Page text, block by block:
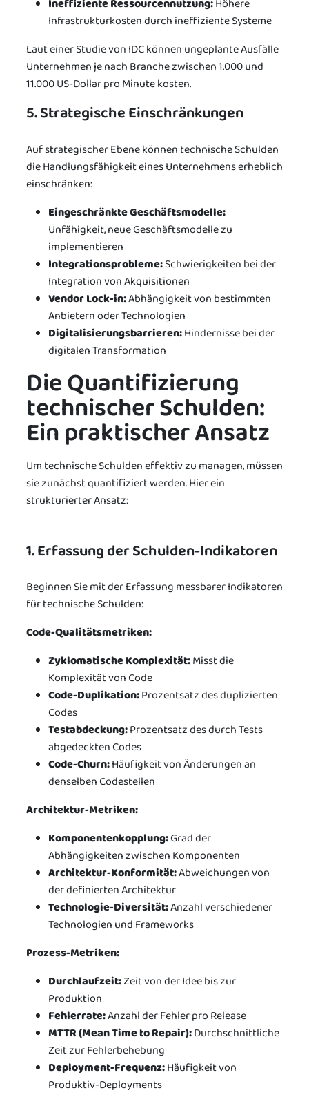
Ineffiziente Ressourcennutzung:Höhere
Infrastrukturkosten durch ineffiziente Systeme
Laut einer Studie von IDC können ungeplante Ausfälle
Unternehmen je nach Branche zwischen 1.000 und
11.000 US-Dollar pro Minute kosten.
5. Strategische Einschränkungen
Auf strategischer Ebene können technische Schulden
die Handlungsfähigkeit eines Unternehmens erheblich
einschränken:
Eingeschränkte Geschäftsmodelle:
Unfähigkeit, neue Geschäftsmodelle zu
implementieren
Integrationsprobleme:Schwierigkeiten bei der
Integration von Akquisitionen
Vendor Lock-in:Abhängigkeit von bestimmten
Anbietern oder Technologien
Digitalisierungsbarrieren:Hindernisse bei der
digitalen Transformation
Die Quantifizierung
technischer Schulden:
Ein praktischer Ansatz
Um technische Schulden effektiv zu managen, müssen
sie zunächst quantifiziert werden. Hier ein
strukturierter Ansatz:
1. Erfassung der Schulden-Indikatoren
Beginnen Sie mit der Erfassung messbarer Indikatoren
für technische Schulden:
Code-Qualitätsmetriken:
Zyklomatische Komplexität:Misst die
Komplexität von Code
Code-Duplikation:Prozentsatz des duplizierten
Codes
Testabdeckung:Prozentsatz des durch Tests
abgedeckten Codes
Code-Churn:Häufigkeit von Änderungen an
denselben Codestellen
Architektur-Metriken:
Komponentenkopplung:Grad der
Abhängigkeiten zwischen Komponenten
Architektur-Konformität:Abweichungen von
der definierten Architektur
Technologie-Diversität:Anzahl verschiedener
Technologien und Frameworks
Prozess-Metriken:
Durchlaufzeit:Zeit von der Idee bis zur
Produktion
Fehlerrate:Anzahl der Fehler pro Release
MTTR (Mean Time to Repair):Durchschnittliche
Zeit zur Fehlerbehebung
Deployment-Frequenz:Häufigkeit von
Produktiv-Deployments